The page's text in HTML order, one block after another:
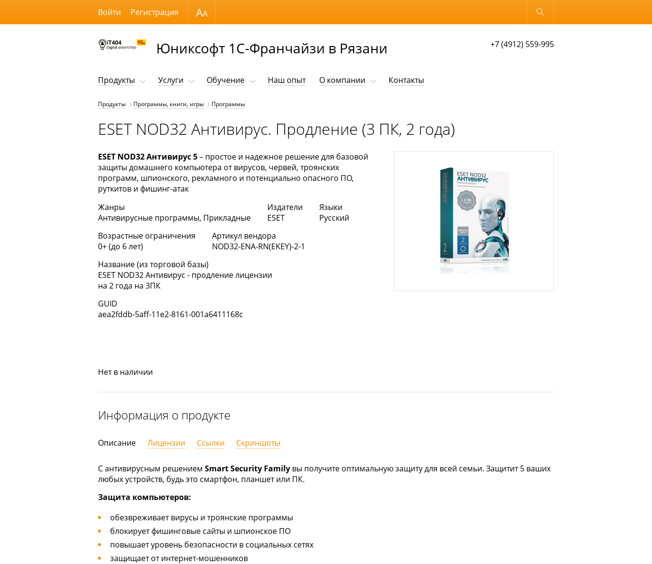
Размер шрифта Обычная версия
Юниксофт 1С-Франчайзи в Рязани +7 (4912) 559-995
Войти Регистрация
Продукты Услуги Обучение Наш опыт О компании Контакты
Продукты Программы, книги, игры Программы
ESET NOD32 Антивирус. Продление (3 ПК, 2 года)
ESET NOD32 Антивирус 5– простое и надежное решение для базовой
защиты домашнего компьютера от вирусов, червей, троянских
программ, шпионского, рекламного и потенциально опасного ПО,
руткитов и фишинг-атак
Жанры
Антивирусные программы, Прикладные
Издатели
ESET
Языки
Русский
Возрастные ограничения
0+ (до 6 лет)
Артикул вендора
NOD32-ENA-RN(EKEY)-2-1
Название (из торговой базы)
ESET NOD32 Антивирус - продление лицензии
на 2 года на 3ПК
GUID
aea2fddb-5aff-11e2-8161-001a6411168c
Нет в наличии
Информация о продукте
Описание Лицензии Ссылки Скриншоты
С антивирусным решением Smart Security Family вы получите оптимальную защиту для всей семьи. Защитит 5 ваших
любых устройств, будь это смартфон, планшет или ПК.
Защита компьютеров:
обезвреживает вирусы и троянские программы
блокирует фишинговые сайты и шпионское ПО
повышает уровень безопасности в социальных сетях
защищает от интернет-мошенников